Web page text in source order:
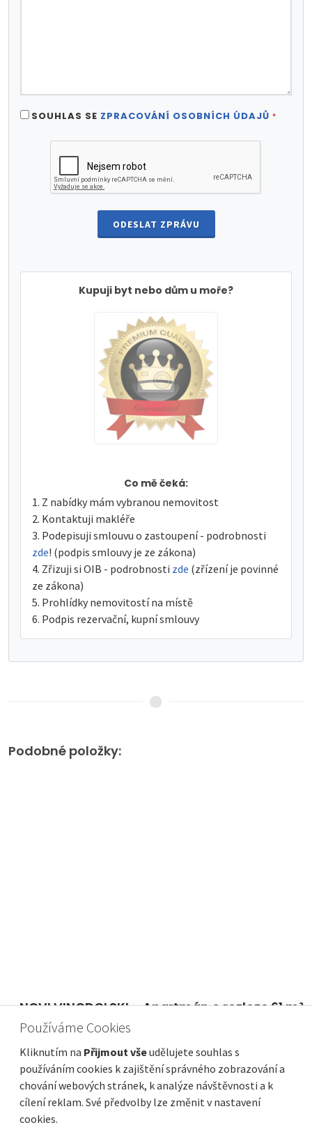
SOUHLAS SE ZPRACOVÁNÍ OSOBNÍCH ÚDAJŮ *
ODESLAT ZPRÁVU
Kupuji byt nebo dům u moře?
Co mě čeká:
Z nabídky mám vybranou nemovitost
Kontaktuji makléře
Podepisuji smlouvu o zastoupení - podrobnosti
zde! (podpis smlouvy je ze zákona)
Zřizuji si OIB - podrobnosti zde (zřízení je povinné
ze zákona)
Prohlídky nemovitostí na místě
Podpis rezervační, kupní smlouvy
Podobné položky:
NOVI VINODOLSKI – Apartmán o rozloze 61 m²
v exkluzivním resortu, první řada u moře se
soukromou pláží
Cena476 736 € Vzdálenost od moře
50 m
Plocha celkem
61 m² Obec, část obce
Novi Vinodolski
Používáme Cookies
Kliknutím na Přijmout všeudělujete souhlas s
používáním cookies k zajištění správného zobrazování a
chování webových stránek, k analýze návštěvnosti a k
cílení reklam. Své předvolby lze změnit v nastavení
cookies.